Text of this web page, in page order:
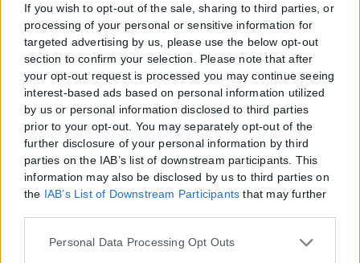
If you wish to opt-out of the sale, sharing to third parties, or
processing of your personal or sensitive information for
targeted advertising by us, please use the below opt-out
section to confirm your selection. Please note that after
your opt-out request is processed you may continue seeing
interest-based ads based on personal information utilized
by us or personal information disclosed to third parties
prior to your opt-out. You may separately opt-out of the
further disclosure of your personal information by third
parties on the IAB’s list of downstream participants. This
information may also be disclosed by us to third parties on
the IAB’s List of Downstream Participants that may further
Please note that this website/app uses one or more Google
Personal Data Processing Opt Outs